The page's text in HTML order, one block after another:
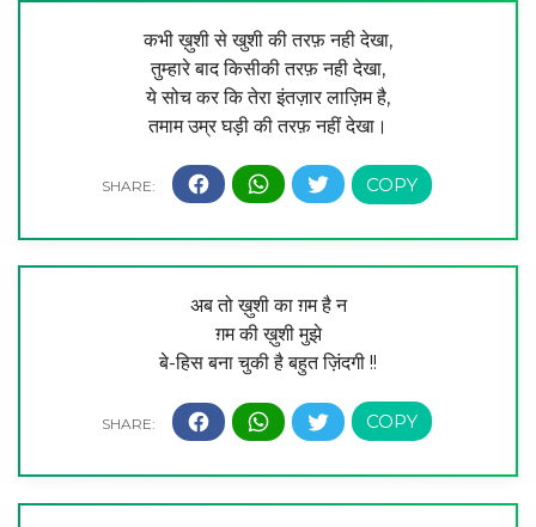
कभी ख़ुशी से खुशी की तरफ़ नही देखा,
तुम्हारे बाद किसीकी तरफ़ नही देखा,
ये सोच कर कि तेरा इंतज़ार लाज़िम है,
तमाम उम्र घड़ी की तरफ़ नहीं देखा।
अब तो ख़ुशी का ग़म है न
ग़म की ख़ुशी मुझे
बे-हिस बना चुकी है बहुत ज़िंदगी !!